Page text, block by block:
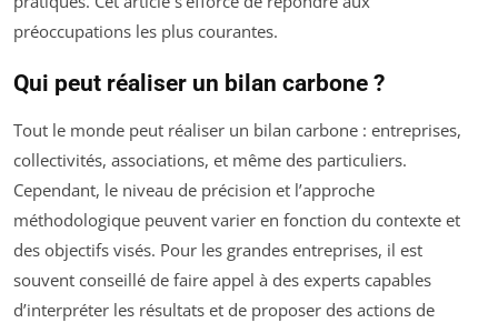
préoccupations les plus courantes.
Qui peut réaliser un bilan carbone ?
Tout le monde peut réaliser un bilan carbone : entreprises,
collectivités, associations, et même des particuliers.
Cependant, le niveau de précision et l’approche
méthodologique peuvent varier en fonction du contexte et
des objectifs visés. Pour les grandes entreprises, il est
souvent conseillé de faire appel à des experts capables
d’interpréter les résultats et de proposer des actions de